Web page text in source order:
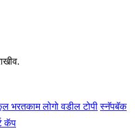
भरतकाम लोगो वडील टोपी स्नॅपबॅक
कॅप